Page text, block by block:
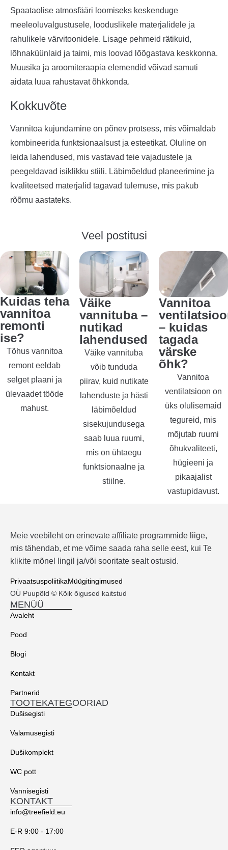
Spaataolise atmosfääri loomiseks keskenduge
meeleoluvalgustusele, looduslikele materjalidele ja
rahulikele värvitoonidele. Lisage pehmeid rätikuid,
lõhnaküünlaid ja taimi, mis loovad lõõgastava keskkonna.
Muusika ja aroomiteraapia elemendid võivad samuti
aidata luua rahustavat õhkkonda.
Kokkuvõte
Vannitoa kujundamine on põnev protsess, mis võimaldab
kombineerida funktsionaalsust ja esteetikat. Oluline on
leida lahendused, mis vastavad teie vajadustele ja
peegeldavad isiklikku stiili. Läbimõeldud planeerimine ja
kvaliteetsed materjalid tagavad tulemuse, mis pakub
rõõmu aastateks.
Veel postitusi
Kuidas teha
vannitoa
remonti
ise?
Tõhus vannitoa
remont eeldab
selget plaani ja
ülevaadet tööde
mahust.
Väike
vannituba –
nutikad
lahendused
Väike vannituba
võib tunduda
piirav, kuid nutikate
lahenduste ja hästi
läbimõeldud
sisekujundusega
saab luua ruumi,
mis on ühtaegu
funktsionaalne ja
stiilne.
Vannitoa
– kuidas
tagada
värske
õhk?
Vannitoa
ventilatsioon on
üks olulisemaid
tegureid, mis
mõjutab ruumi
õhukvaliteeti,
hügieeni ja
pikaajalist
vastupidavust.
Meie veebileht on erinevate affiliate programmide liige,
mis tähendab, et me võime saada raha selle eest, kui Te
klikite mõnel lingil ja/või sooritate sealt ostusid.
PrivaatsuspoliitikaMüügitingimused
OÜ Puupõld © Kõik õigused kaitstud
MENÜÜ
Avaleht
Pood
Blogi
Kontakt
Partnerid
TOOTEKATEGOORIAD
Dušisegisti
Valamusegisti
Dušikomplekt
WC pott
Vannisegisti
KONTAKT
info@treefield.eu
E-R 9:00 - 17:00